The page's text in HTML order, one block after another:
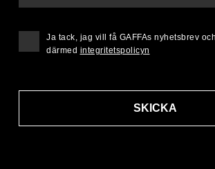
SKICKA
Ja tack, jag vill få GAFFAs nyhetsbrev
därmed integritetspolicyn